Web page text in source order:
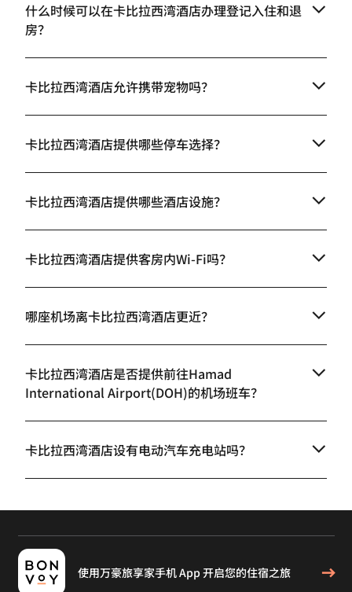
什么时候可以在卡比拉西湾酒店办理登记入住和退
房？
卡比拉西湾酒店允许携带宠物吗？
卡比拉西湾酒店提供哪些停车选择？
卡比拉西湾酒店提供哪些酒店设施？
卡比拉西湾酒店提供客房内Wi-Fi吗？
哪座机场离卡比拉西湾酒店更近？
卡比拉西湾酒店是否提供前往Hamad
International Airport(DOH)的机场班车？
卡比拉西湾酒店设有电动汽车充电站吗？
使用万豪旅享家手机 App 开启您的住宿之旅